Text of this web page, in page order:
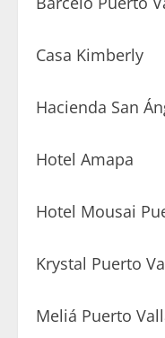
Casa Kimberly
Hacienda San
Hotel Amapa
Hotel Mousai
Krystal Puerto
Meliá Puerto